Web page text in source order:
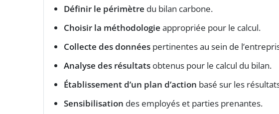
Définir le périmètre du bilan carbone.
Choisir la méthodologie appropriée pour le calcul.
Collecte des données pertinentes au sein de
Analyse des résultats obtenus pour le calcul du bilan.
Établissement d’un plan d’action basé sur les
Sensibilisation des employés et parties prenantes.